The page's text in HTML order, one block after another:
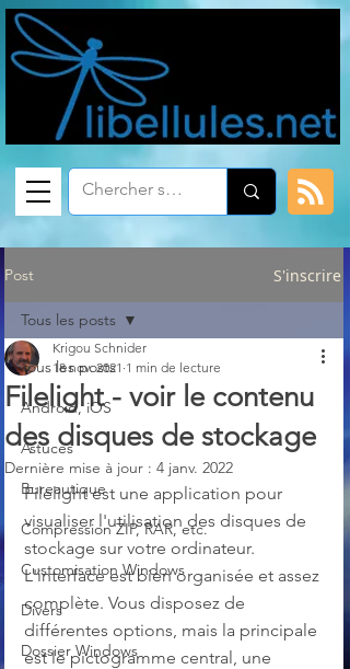
Post S'inscrire
Tous les posts
Android, iOS
Astuces
Bureautique
Compression ZIP, RAR, etc.
Customisation Windows
Divers
Dossier Windows
Tous les posts
Filelight - voir le contenu
des disques de stockage
Krigou Schnider
18 nov. 2021 1 min de lecture
Dernière mise à jour : 4 janv. 2022
Filelight est une application pour
visualiser l'utilisation des disques de
stockage sur votre ordinateur.
L'interface est bien organisée et assez
complète. Vous disposez de
différentes options, mais la principale
est le pictogramme central, une